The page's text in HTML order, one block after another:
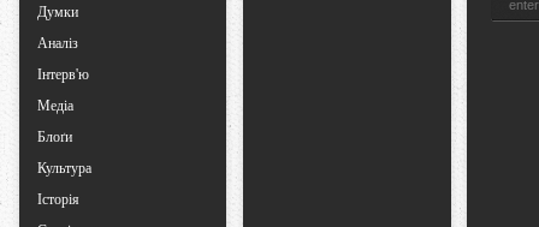
Думки
Аналіз
Інтерв'ю
Медіа
Блоґи
Культура
Історія